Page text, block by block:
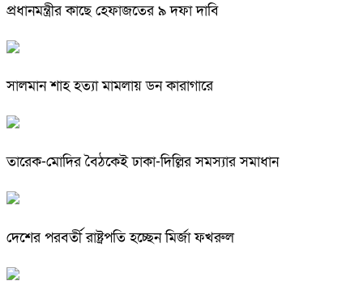
প্রধানমন্ত্রীর কাছে হেফাজতের ৯ দফা দাবি
সালমান শাহ হত্যা মামলায় ডন কারাগারে
তারেক-মোদির বৈঠকেই ঢাকা-দিল্লির সমস্যার সমাধান
দেশের পরবর্তী রাষ্ট্রপতি হচ্ছেন মির্জা ফখরুল